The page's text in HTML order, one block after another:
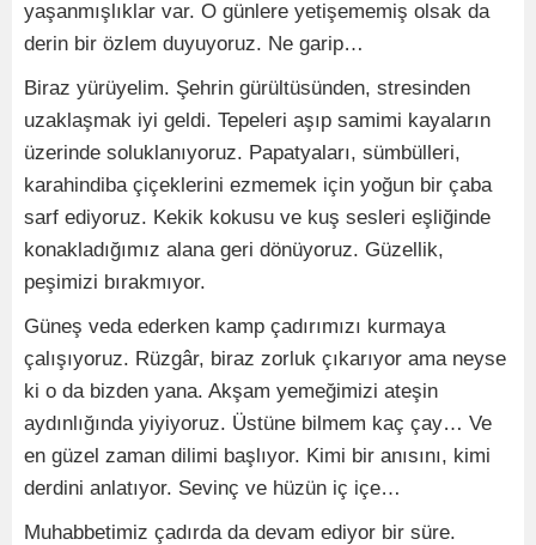
yaşanmışlıklar var. O günlere yetişememiş olsak da
derin bir özlem duyuyoruz. Ne garip…
Biraz yürüyelim. Şehrin gürültüsünden, stresinden
uzaklaşmak iyi geldi. Tepeleri aşıp samimi kayaların
üzerinde soluklanıyoruz. Papatyaları, sümbülleri,
karahindiba çiçeklerini ezmemek için yoğun bir çaba
sarf ediyoruz. Kekik kokusu ve kuş sesleri eşliğinde
konakladığımız alana geri dönüyoruz. Güzellik,
peşimizi bırakmıyor.
Güneş veda ederken kamp çadırımızı kurmaya
çalışıyoruz. Rüzgâr, biraz zorluk çıkarıyor ama neyse
ki o da bizden yana. Akşam yemeğimizi ateşin
aydınlığında yiyiyoruz. Üstüne bilmem kaç çay… Ve
en güzel zaman dilimi başlıyor. Kimi bir anısını, kimi
derdini anlatıyor. Sevinç ve hüzün iç içe…
Muhabbetimiz çadırda da devam ediyor bir süre.